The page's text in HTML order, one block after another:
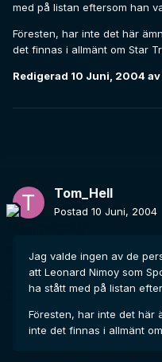
med på listan eftersom han
Föresten, har inte det här
det finnas i allmänt om Star
Redigerad 10 Juni, 2004
Tom_Hell
Postad 10 Juni, 2004
Jag valde ingen av de
att Leonard Nimoy som
ha stått med på listan
Föresten, har inte det här
inte det finnas i allmänt